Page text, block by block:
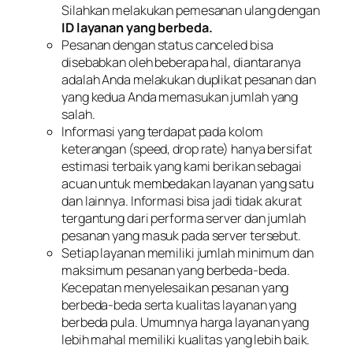
Silahkan melakukan pemesanan ulang dengan
ID layanan yang berbeda.
Pesanan dengan status canceled bisa
disebabkan oleh beberapa hal, diantaranya
adalah Anda melakukan duplikat pesanan dan
yang kedua Anda memasukan jumlah yang
salah.
Informasi yang terdapat pada kolom
keterangan (speed, drop rate) hanya bersifat
estimasi terbaik yang kami berikan sebagai
acuan untuk membedakan layanan yang satu
dan lainnya. Informasi bisa jadi tidak akurat
tergantung dari performa server dan jumlah
pesanan yang masuk pada server tersebut.
Setiap layanan memiliki jumlah minimum dan
maksimum pesanan yang berbeda-beda.
Kecepatan menyelesaikan pesanan yang
berbeda-beda serta kualitas layanan yang
berbeda pula. Umumnya harga layanan yang
lebih mahal memiliki kualitas yang lebih baik.